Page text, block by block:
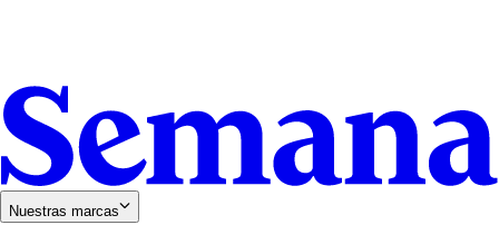
Nuestras marcas